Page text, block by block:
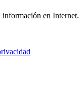
información en Internet.